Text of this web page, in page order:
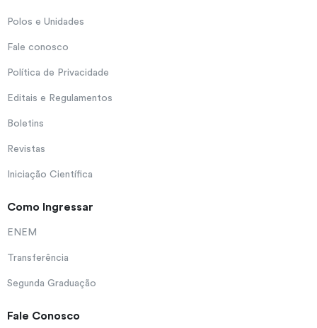
Polos e Unidades
Fale conosco
Política de Privacidade
Editais e Regulamentos
Boletins
Revistas
Iniciação Científica
Como Ingressar
ENEM
Transferência
Segunda Graduação
Fale Conosco